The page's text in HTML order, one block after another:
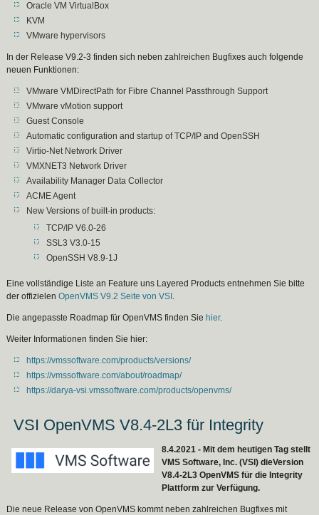
Oracle VM VirtualBox
KVM
VMware hypervisors
In der Release V9.2-3 finden sich neben zahlreichen Bugfixes auch folgende
neuen Funktionen:
VMware VMDirectPath for Fibre Channel Passthrough Support
VMware vMotion support
Guest Console
Automatic configuration and startup of TCP/IP and OpenSSH
Virtio-Net Network Driver
VMXNET3 Network Driver
Availability Manager Data Collector
ACME Agent
New Versions of built-in products:
TCP/IP V6.0-26
SSL3 V3.0-15
OpenSSH V8.9-1J
Eine vollständige Liste an Feature uns Layered Products entnehmen Sie bitte
der offizielenOpenVMS V9.2 Seite von VSI .
Die angepasste Roadmap für OpenVMS finden Sie hier.
Weiter Informationen finden Sie hier:
https://vmssoftware.com/products/versions/
https://vmssoftware.com/about/roadmap/
https://darya-vsi.vmssoftware.com/products/openvms/
VSI OpenVMS V8.4-2L3 für Integrity
8.4.2021 - Mit dem heutigen Tag stellt
VMS Software, Inc. (VSI) dieVersion
V8.4-2L3 OpenVMS für die Integrity
Plattform zur Verfügung.
Die neue Release von OpenVMS kommt neben zahlreichen Bugfixes mit